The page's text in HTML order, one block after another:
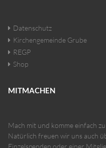
Datenschutz
Kirchengemeinde Grube
REGP
Shop
MITMACHEN
Mach mit und komme einfach
Natürlich freuen wir uns auch
Einzelspenden oder einer